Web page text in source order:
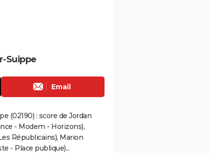
Suippe
Email
(02190) : score de Jordan
- Modem - Horizons),
Républicains), Marion
- Place publique)...